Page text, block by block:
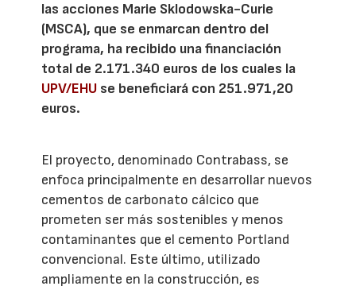
las acciones Marie Sklodowska-Curie
(MSCA), que se enmarcan dentro del
programa, ha recibido una financiación
total de 2.171.340 euros de los cuales la
UPV/EHU se beneficiará con 251.971,20
euros.
El proyecto, denominado Contrabass, se
enfoca principalmente en desarrollar nuevos
cementos de carbonato cálcico que
prometen ser más sostenibles y menos
contaminantes que el cemento Portland
convencional. Este último, utilizado
ampliamente en la construcción, es